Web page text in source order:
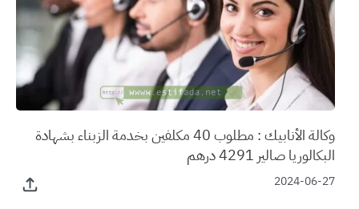
وكالة الأنابيك : مطلوب 40 مكلفين بخدمة الزبناء بشهادة
البكالوريا صالير 4291 درهم
2024-06-27